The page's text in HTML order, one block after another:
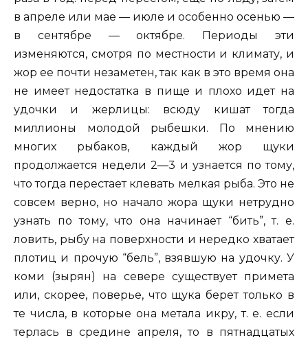
в апреле или мае — июле и особенно осенью —
в сентябре — октябре. Периоды эти
изменяются, смотря по местности и климату, и
жор ее почти незаметен, так как в это время она
не имеет недостатка в пище и плохо идет на
удочки и жерлицы: всюду кишат тогда
миллионы молодой рыбешки. По мнению
многих рыбаков, каждый жор щуки
продолжается недели 2—3 и узнается по тому,
что тогда перестает клевать мелкая рыба. Это не
совсем верно, но начало жора щуки нетрудно
узнать по тому, что она начинает “бить”, т. е.
ловить, рыбу на поверхности и нередко хватает
плотиц и прочую “бель”, взявшую на удочку. У
коми (зырян) на севере существует примета
или, скорее, поверье, что щука берет только в
те числа, в которые она метала икру, т. е. если
терлась в средине апреля, то в пятнадцатых